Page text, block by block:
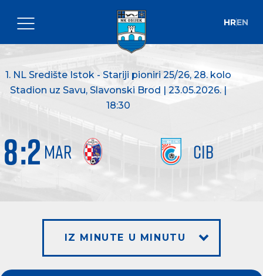
HREN
1. NL Središte Istok - Stariji pioniri 25/26, 28. kolo
Stadion uz Savu, Slavonski Brod | 23.05.2026. |
18:30
MAR CIB
8:2
IZ MINUTE U MINUTU